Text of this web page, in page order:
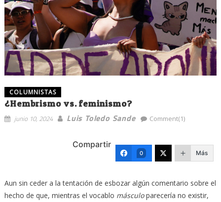
COLUMNISTAS
¿Hembrismo vs. feminismo?
junio 10, 2024 Luis Toledo Sande Comment(1)
Compartir
0 Más
Aun sin ceder a la tentación de esbozar algún comentario sobre el
hecho de que, mientras el vocablo másculoparecería no existir,